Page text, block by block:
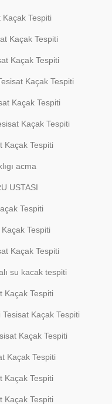
Tespiti
Kaçak Tespiti
Kaçak Tespiti
Kaçak Tespiti
Kaçak Tespiti
Kaçak Tespiti
Kaçak Tespiti
acma
USTASI
Tespiti
Tespiti
Kaçak Tespiti
su kacak tespiti
Kaçak Tespiti
Kaçak Tespiti
Kaçak Tespiti
Kaçak Tespiti
Kaçak Tespiti
Kaçak Tespiti